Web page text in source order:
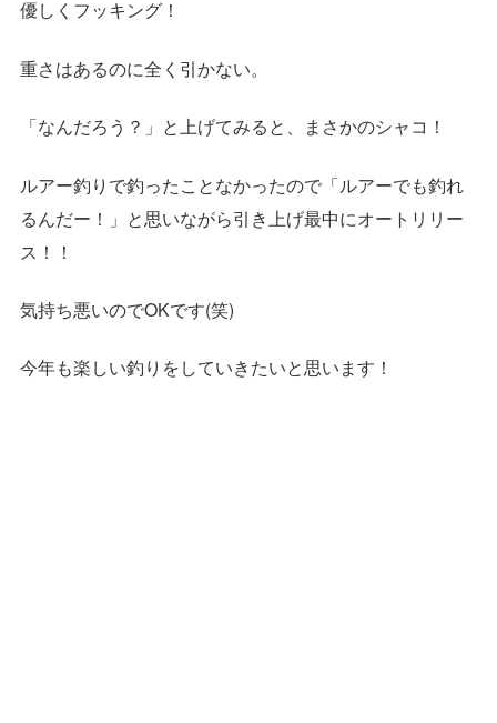
優しくフッキング！
重さはあるのに全く引かない。
「なんだろう？」と上げてみると、まさかのシャコ！
ルアー釣りで釣ったことなかったので「ルアーでも釣れ
るんだー！」と思いながら引き上げ最中にオートリリー
ス！！
気持ち悪いのでOKです(笑)
今年も楽しい釣りをしていきたいと思います！